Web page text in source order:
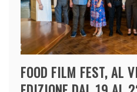
FOOD FILM FEST, AL